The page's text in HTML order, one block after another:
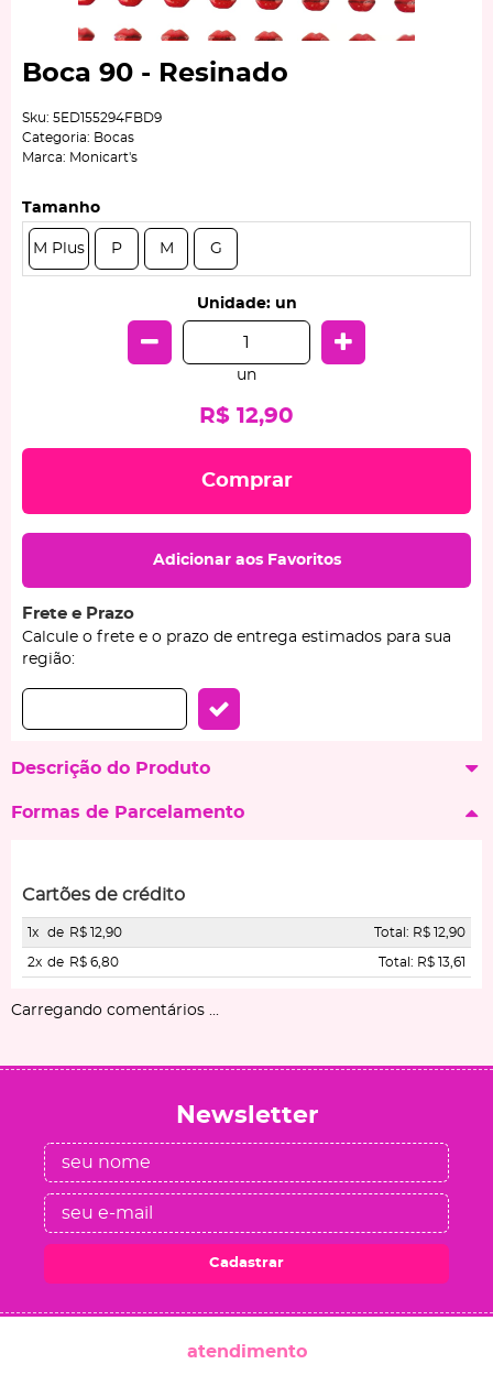
Boca 90 - Resinado
Sku: 5ED155294FBD9
Categoria: Bocas
Marca: Monicart's
Tamanho
M Plus P M G
Unidade: un
un
R$ 12,90
Comprar
Adicionar aos Favoritos
Frete e Prazo
Calcule o frete e o prazo de entrega estimados para sua
região:
Descrição do Produto
Formas de Parcelamento
Cartões de crédito
1x de R$ 12,90 Total: R$ 12,90
2x de R$ 6,80 Total: R$ 13,61
Carregando comentários ...
Newsletter
Cadastrar
atendimento